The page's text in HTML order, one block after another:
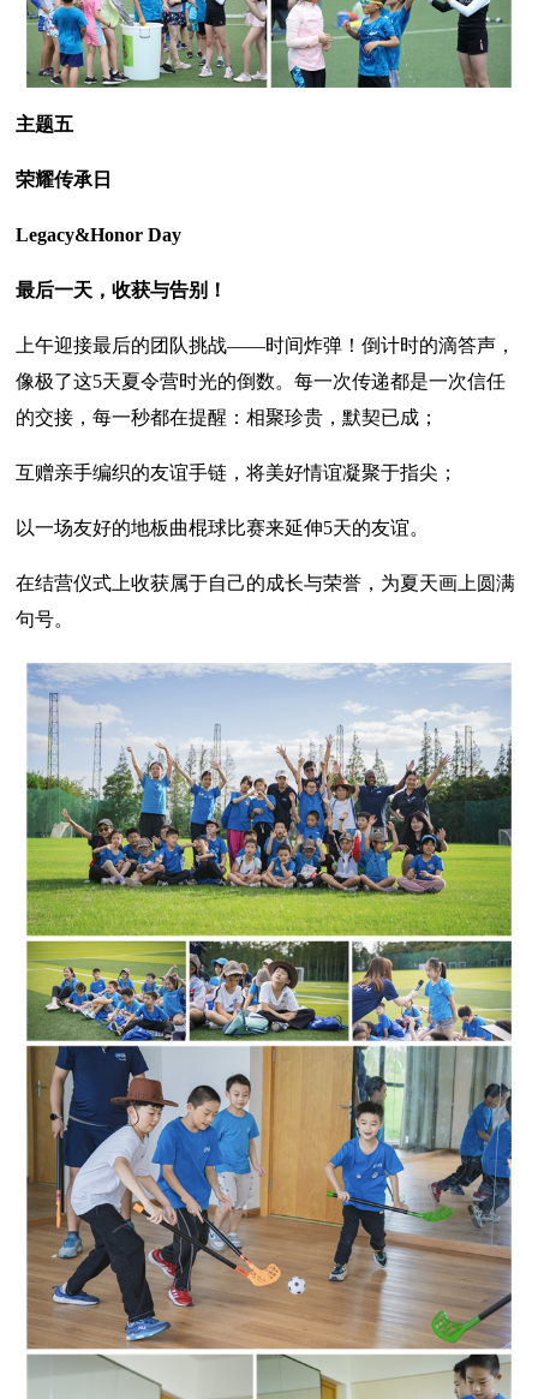
主题五
荣耀传承日
Legacy&Honor Day
最后一天，收获与告别！
上午迎接最后的团队挑战——时间炸弹！倒计时的滴答声，
像极了这5天夏令营时光的倒数。每一次传递都是一次信任
的交接，每一秒都在提醒：相聚珍贵，默契已成；
互赠亲手编织的友谊手链，将美好情谊凝聚于指尖；
以一场友好的地板曲棍球比赛来延伸5天的友谊。
在结营仪式上收获属于自己的成长与荣誉，为夏天画上圆满
句号。